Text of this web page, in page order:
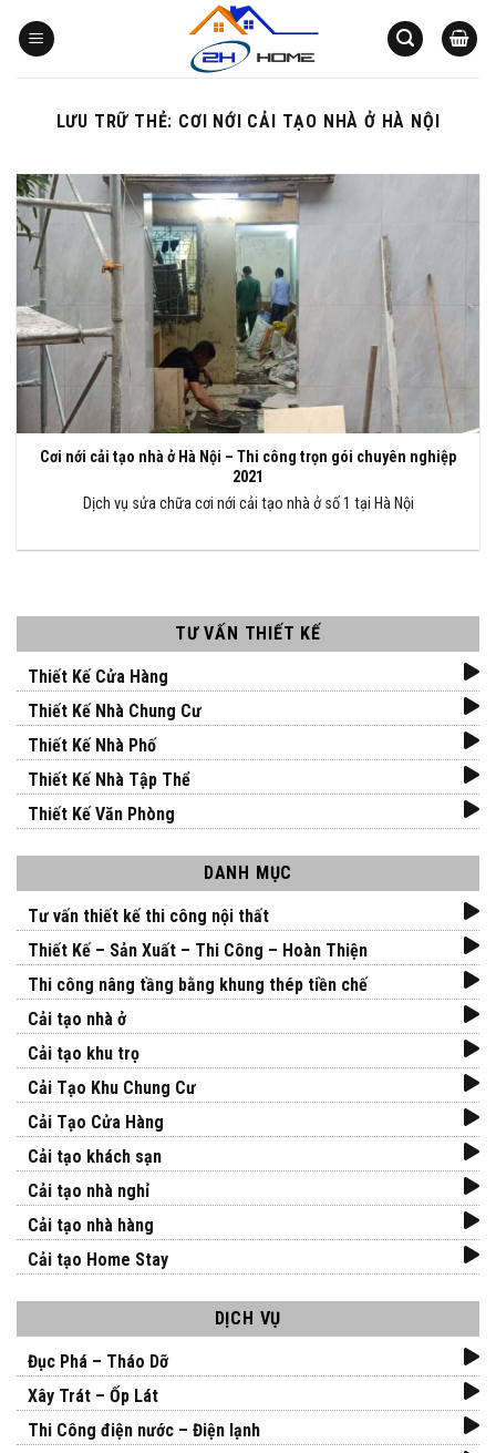
qua
LƯU TRỮ THẺ: CƠI NỚI CẢI TẠO NHÀ Ở HÀ NỘI
TƯ VẤN THIẾT KẾ
Thiết Kế Cửa Hàng
Thiết Kế Nhà Chung Cư
Thiết Kế Nhà Phố
Thiết Kế Nhà Tập Thể
Thiết Kế Văn Phòng
DANH MỤC
Tư vấn thiết kế thi công nội thất
Thiết Kế – Sản Xuất – Thi Công – Hoàn Thiện
Thi công nâng tầng bằng khung thép tiền chế
Cải tạo nhà ở
Cải tạo khu trọ
Cải Tạo Khu Chung Cư
Cải Tạo Cửa Hàng
Cải tạo khách sạn
Cải tạo nhà nghỉ
Cải tạo nhà hàng
Cải tạo Home Stay
DỊCH VỤ
Đục Phá – Tháo Dỡ
Xây Trát – Ốp Lát
Thi Công điện nước – Điện lạnh
Cơi nới cải tạo nhà ở Hà Nội – Thi công trọn gói chuyên nghiệp
2021
Dịch vụ sửa chữa cơi nới cải tạo nhà ở số 1 tại Hà Nội